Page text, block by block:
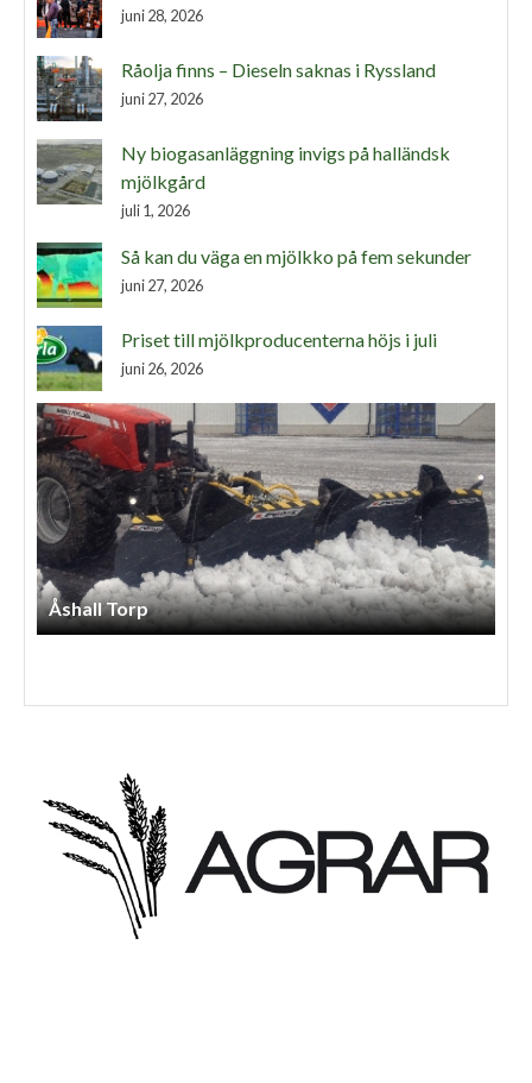
juni 28, 2026
Råolja finns – Dieseln saknas i Ryssland
juni 27, 2026
Ny biogasanläggning invigs på halländsk
mjölkgård
juli 1, 2026
Så kan du väga en mjölkko på fem sekunder
juni 27, 2026
Priset till mjölkproducenterna höjs i juli
juni 26, 2026
Åshall Torp